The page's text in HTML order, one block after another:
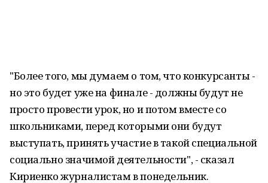
"Более того, мы думаем о том, что конкурсанты -
но это будет уже на финале - должны будут не
просто провести урок, но и потом вместе со
школьниками, перед которыми они будут
выступать, принять участие в такой специальной
социально значимой деятельности", - сказал
Кириенко журналистам в понедельник.